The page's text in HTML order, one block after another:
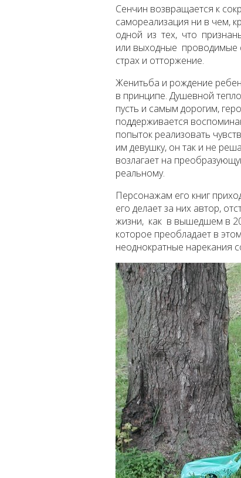
Сенчин возвращается к
самореализация ни в чем,
одной из тех, что
или выходные проводимые
страх и отторжение.
Женитьба и рождение
в принципе. Душевной
пусть и самым дорогим,
поддерживается
попыток реализовать
им девушку, он так и не
возлагает на
реальному.
Персонажам его книг
его делает за них автор,
жизни, как в вышедшем в
которое преобладает в
неоднократные нарекания